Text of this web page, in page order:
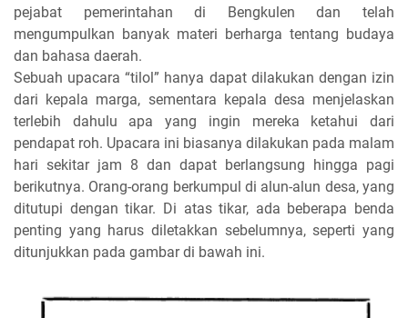
pejabat pemerintahan di Bengkulen dan telah
mengumpulkan banyak materi berharga tentang budaya
dan bahasa daerah.
Sebuah upacara “tilol” hanya dapat dilakukan dengan izin
dari kepala marga, sementara kepala desa menjelaskan
terlebih dahulu apa yang ingin mereka ketahui dari
pendapat roh. Upacara ini biasanya dilakukan pada malam
hari sekitar jam 8 dan dapat berlangsung hingga pagi
berikutnya. Orang-orang berkumpul di alun-alun desa, yang
ditutupi dengan tikar. Di atas tikar, ada beberapa benda
penting yang harus diletakkan sebelumnya, seperti yang
ditunjukkan pada gambar di bawah ini.